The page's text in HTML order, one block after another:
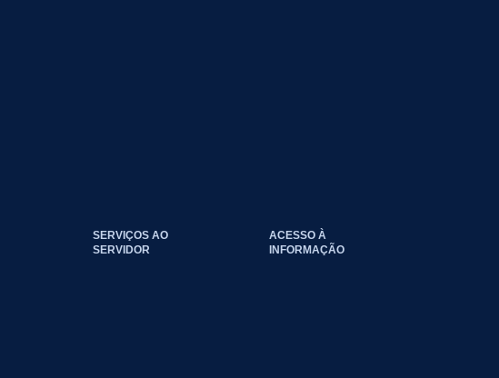
SERVIÇOS AO
SERVIDOR
ACESSO À
INFORMAÇÃO